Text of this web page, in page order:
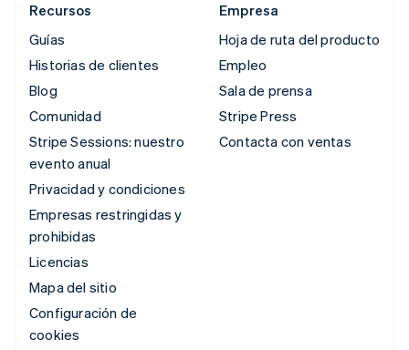
Recursos
Guías
Historias de clientes
Blog
Comunidad
Stripe Sessions: nuestro
evento anual
Privacidad y condiciones
Empresas restringidas y
prohibidas
Licencias
Mapa del sitio
Configuración de
cookies
Empresa
Hoja de ruta del producto
Empleo
Sala de prensa
Stripe Press
Contacta con ventas